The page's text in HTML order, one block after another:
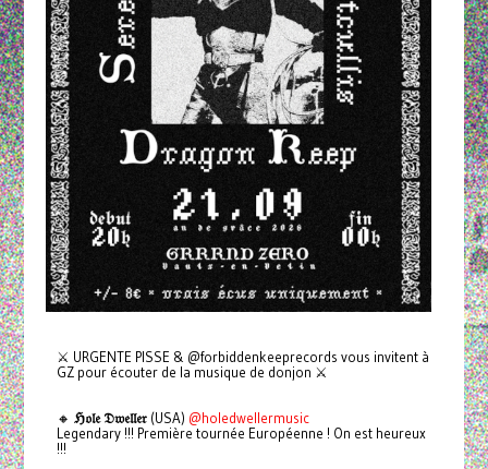
⚔️ URGENTE PISSE & @forbiddenkeeprecords vous invitent à
GZ pour écouter de la musique de donjon ⚔️
🔸 ℌ𝔬𝔩𝔢 𝔇𝔴𝔢𝔩𝔩𝔢𝔯(USA) @holedwellermusic
Legendary !!! Première tournée Européenne ! On est heureux
!!!